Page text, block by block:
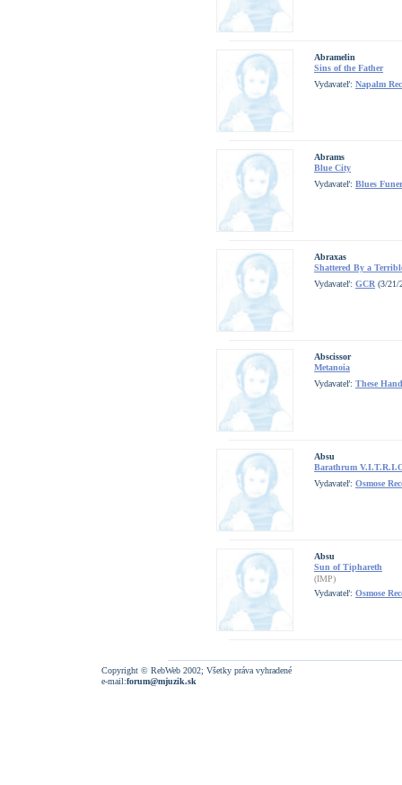
Abramelin
Sins of the Father
Vydavateľ: Napalm
Abrams
Blue City
Vydavateľ: Blues
Abraxas
Shattered By a
Vydavateľ: GCR (3/21/
Abscissor
Metanoia
Vydavateľ: These
Absu
Barathrum
Vydavateľ: Osmose
Absu
Sun of Tiphareth
(IMP)
Vydavateľ: Osmose
Copyright © RebWeb 2002; Všetky práva vyhradené
e-mail:forum@mjuzik.sk